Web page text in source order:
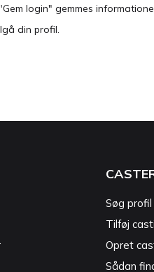
login" gemmes
din profil.
Søg profil
Tilføj
Opret
Sådan